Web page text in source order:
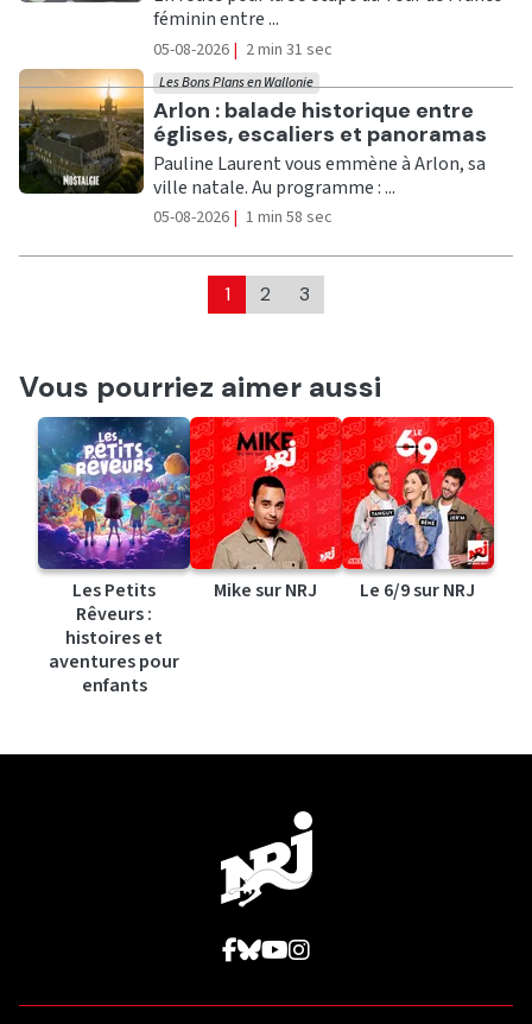
féminin entre ...
05-08-2026 | 2 min 31 sec
Ecouter
Arlon : balade historique entre
églises, escaliers et panoramas
Les Bons Plans en Wallonie
Pauline Laurent vous emmène à Arlon, sa
ville natale. Au programme : ...
05-08-2026 | 1 min 58 sec
1 2 3
Vous pourriez aimer aussi
Les Petits
Rêveurs :
histoires et
aventures pour
enfants
Mike sur NRJ Le 6/9 sur NRJ